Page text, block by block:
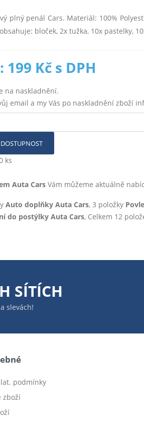
plný penál Cars. Materiál: 100%
bloček, 2x tužka, 10x pastelky,
199 Kč s DPH
na naskladnění.
email a my Vás po naskladnění zboží
ks
Auta CarsVám můžeme aktuálně
Auto doplňky Auta Cars, 3 položky
do postýlky Auta Cars, Celkem 12
SÍTÍCH
slevách!
podmínky
zboží